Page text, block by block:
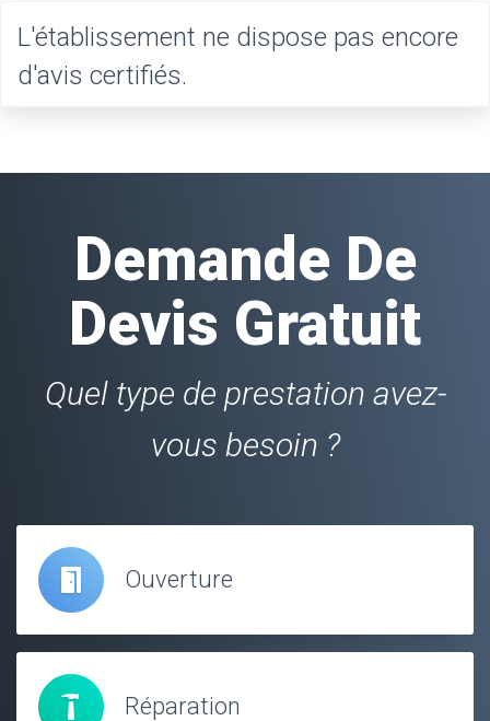
L'établissement ne dispose pas encore
d'avis certifiés.
Demande De
Devis Gratuit
Quel type de prestation avez-
vous besoin ?
Ouverture
Réparation